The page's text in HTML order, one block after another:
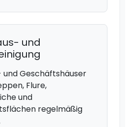
und
und Geschäftshäuser
Flure,
und
regelmäßig